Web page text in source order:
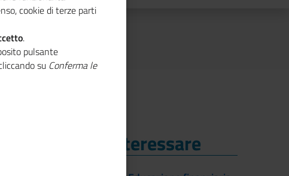
Ti Potrebbe Interessare
cookie di terze parti
.
pulsante
su Conferma le